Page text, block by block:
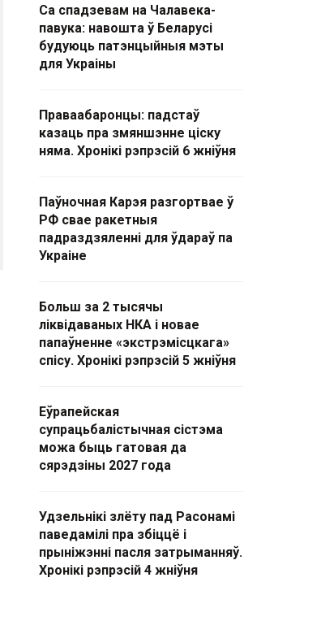
Са спадзевам на Чалавека-
павука: навошта ў Беларусі
будуюць патэнцыйныя мэты
для Украіны
Праваабаронцы: падстаў
казаць пра змяншэнне ціску
няма. Хронікі рэпрэсій 6 жніўня
Паўночная Карэя разгортвае ў
РФ свае ракетныя
падраздзяленні для ўдараў па
Украіне
Больш за 2 тысячы
ліквідаваных НКА і новае
папаўненне «экстрэмісцкага»
спісу. Хронікі рэпрэсій 5 жніўня
Еўрапейская
супрацьбалістычная сістэма
можа быць гатовая да
сярэдзіны 2027 года
Удзельнікі злёту пад Расонамі
паведамілі пра збіццё і
прыніжэнні пасля затрыманняў.
Хронікі рэпрэсій 4 жніўня